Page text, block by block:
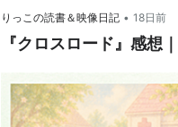
りっこの読書＆映像日記 • 18日前
『クロスロード』感想